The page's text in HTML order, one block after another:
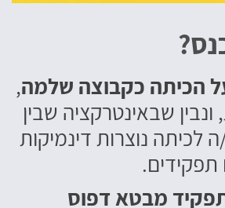
הכיתה כקבוצה שלמה,
שבאינטרקציה שבין
לכיתה נוצרות דינמיקות
תפקידים.
מבטא דפוס